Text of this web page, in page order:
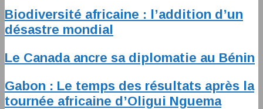
Biodiversité africaine : l’addition d’un
désastre mondial
Le Canada ancre sa diplomatie au Bénin
Gabon : Le temps des résultats après la
tournée africaine d’Oligui Nguema